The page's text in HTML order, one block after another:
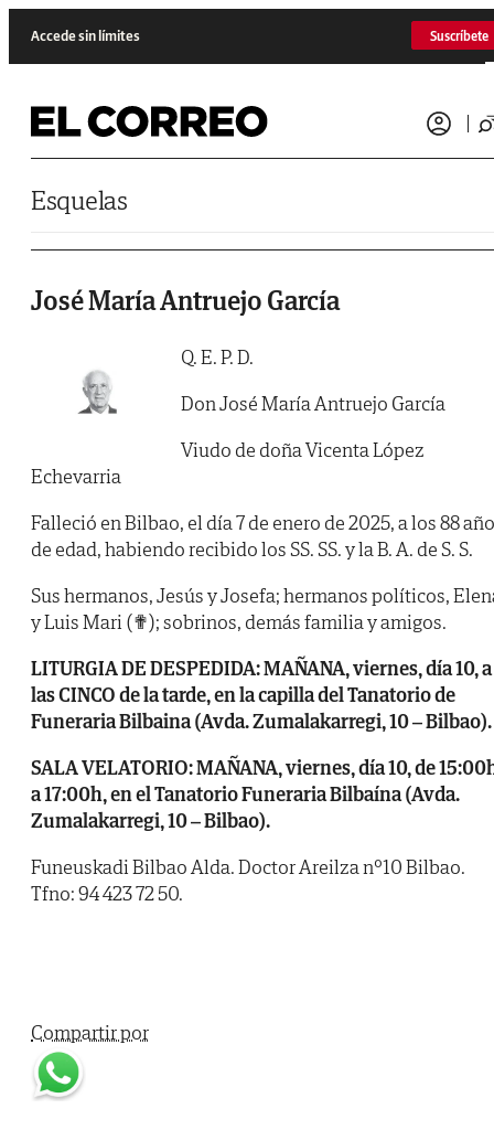
Accede sin límites Suscríbete
Esquelas
José María Antruejo García
Q. E. P. D.
Don José María Antruejo García
Viudo de doña Vicenta López
Echevarria
Falleció en Bilbao, el día 7 de enero de 2025, a los 88
de edad, habiendo recibido los SS. SS. y la B. A. de S. S.
Sus hermanos, Jesús y Josefa; hermanos políticos,
y Luis Mari (✟); sobrinos, demás familia y amigos.
LITURGIA DE DESPEDIDA: MAÑANA, viernes, día 10, a
las CINCO de la tarde, en la capilla del Tanatorio de
Funeraria Bilbaina (Avda. Zumalakarregi, 10 – Bilbao).
SALA VELATORIO: MAÑANA, viernes, día 10, de
a 17:00h, en el Tanatorio Funeraria Bilbaína (Avda.
Zumalakarregi, 10 – Bilbao).
Funeuskadi Bilbao Alda. Doctor Areilza nº10 Bilbao.
Tfno: 94 423 72 50.
Compartir por